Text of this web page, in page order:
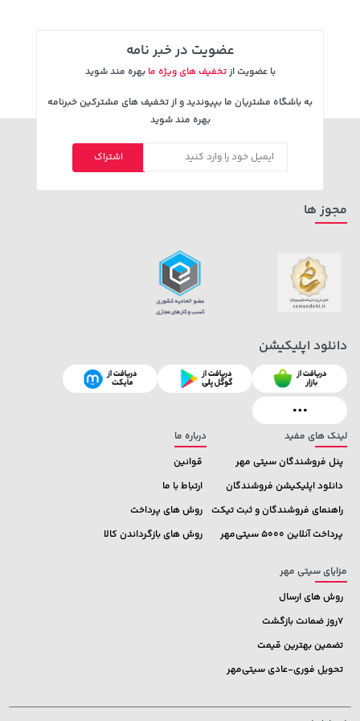
خرید 149,900 تومان
27,580,000 تومان خرید 1,109,000 تومان
عضویت در خبر نامه
با عضویت ازتخفیف های ویژه ما بهره مند شوید
به باشگاه مشتریان ما بپیوندید و از تخفیف های مشترکین خبرنامه
بهره مند شوید
اشتراک
لینک های مفید
پنل فروشندگان سیتی مهر
دانلود اپلیکیشن فروشندگان
راهنمای فروشندگان و ثبت تیکت
پرداخت آنلاین 5000 سیتی‌مهر
درباره ما
قوانین
ارتباط با ما
روش های پرداخت
روش های بازگرداندن کالا
مزایای سیتی مهر
روش های ارسال
7روز ضمانت بازگشت
تضمین بهترین قیمت
تحویل فوری-عادی سیتی‌مهر
مجوز ها
دانلود اپلیکیشن